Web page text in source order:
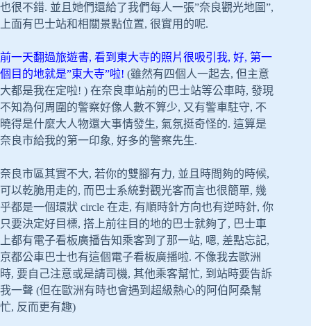
也很不錯. 並且她們還給了我們每人一張”奈良觀光地圖”,
上面有巴士站和相關景點位置, 很實用的呢.
前一天翻過旅遊書, 看到東大寺的照片很吸引我, 好, 第一
個目的地就是”東大寺”啦! (雖然有四個人一起去, 但主意
大都是我在定啦! ) 在奈良車站前的巴士站等公車時, 發現
不知為何周圍的警察好像人數不算少, 又有警車駐守, 不
曉得是什麼大人物還大事情發生, 氣氛挺奇怪的. 這算是
奈良市給我的第一印象, 好多的警察先生.
奈良市區其實不大, 若你的雙腳有力, 並且時間夠的時候,
可以乾脆用走的, 而巴士系統對觀光客而言也很簡單, 幾
乎都是一個環狀 circle 在走, 有順時針方向也有逆時針, 你
只要決定好目標, 搭上前往目的地的巴士就夠了, 巴士車
上都有電子看板廣播告知乘客到了那一站, 嗯, 差點忘記,
京都公車巴士也有這個電子看板廣播啦. 不像我去歐洲
時, 要自己注意或是請司機, 其他乘客幫忙, 到站時要告訴
我一聲 (但在歐洲有時也會遇到超級熱心的阿伯阿桑幫
忙, 反而更有趣)